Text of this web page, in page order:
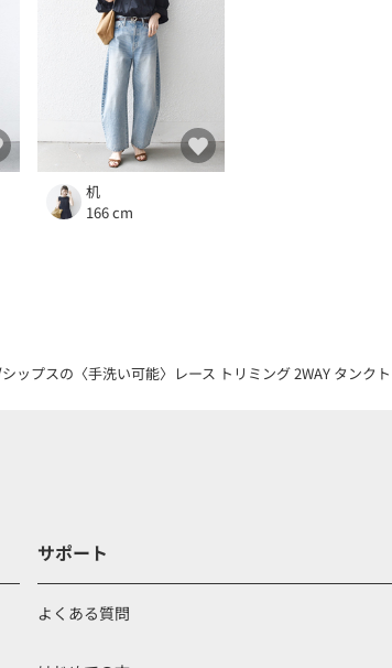
机
166 cm
シップスの〈手洗い可能〉レース トリミング 2WAY タンク
サポート
よくある質問